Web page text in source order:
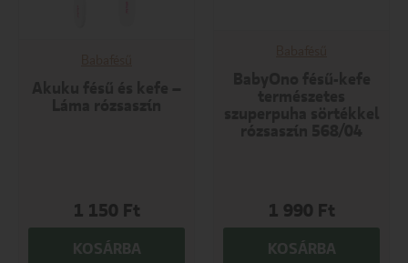
1 150 Ft
KOSÁRBA
1 990 Ft
KOSÁRBA